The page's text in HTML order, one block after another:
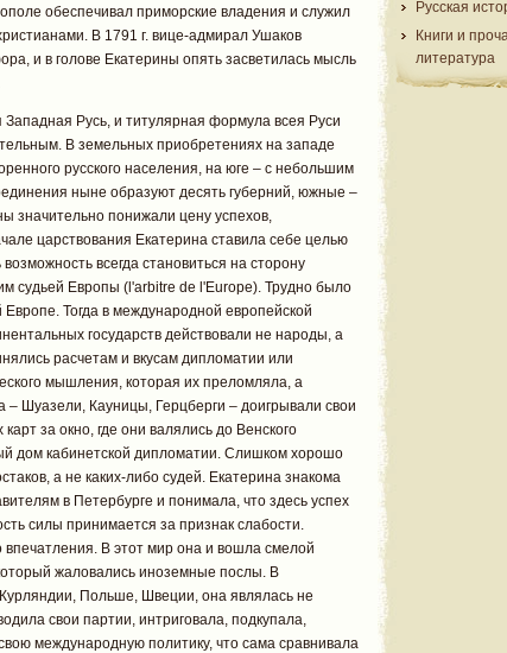
обеспечивал приморские владения и служил
В 1791 г. вице-адмирал Ушаков
и в голове Екатерины опять засветилась мысль
Русь, и титулярная формула всея Руси
В земельных приобретениях на западе
русского населения, на юге – с небольшим
ныне образуют десять губерний, южные –
значительно понижали цену успехов,
царствования Екатерина ставила себе целью
всегда становиться на сторону
судьей Европы (l'arbitre de l'Europe). Трудно было
Тогда в международной европейской
государств действовали не народы, а
расчетам и вкусам дипломатии или
мышления, которая их преломляла, а
– Шуазели, Кауницы, Герцберги – доигрывали свои
за окно, где они валялись до Венского
дом кабинетской дипломатии. Слишком хорошо
а не каких-либо судей. Екатерина знакома
в Петербурге и понимала, что здесь успех
силы принимается за признак слабости.
В этот мир она и вошла смелой
жаловались иноземные послы. В
Польше, Швеции, она являлась не
свои партии, интриговала, подкупала,
международную политику, что сама сравнивала
Русская
Книги и
литература